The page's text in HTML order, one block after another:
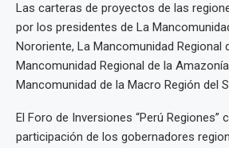
Las carteras de proyectos de las
por los presidentes de La
Nororiente, La Mancomunidad Regional
Mancomunidad Regional de la
Mancomunidad de la Macro Región del
El Foro de Inversiones “Perú Regiones”
participación de los gobernadores